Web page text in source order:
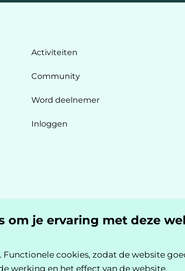
Activiteiten
Community
Word deelnemer
Inloggen
om je ervaring met deze
Functionele cookies, zodat de website
werking en het effect van de website.